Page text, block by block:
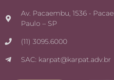
Av. Pacaembu, 1536 -
Paulo – SP
(11) 3095.6000
SAC: karpat@karpat.adv.br